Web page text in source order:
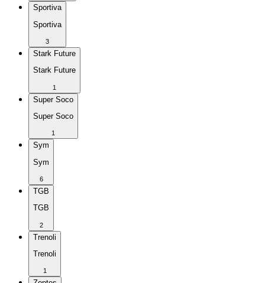
Sportiva
Sportiva
3
Stark Future
Stark Future
1
Super Soco
Super Soco
1
Sym
Sym
6
TGB
TGB
2
Trenoli
Trenoli
1